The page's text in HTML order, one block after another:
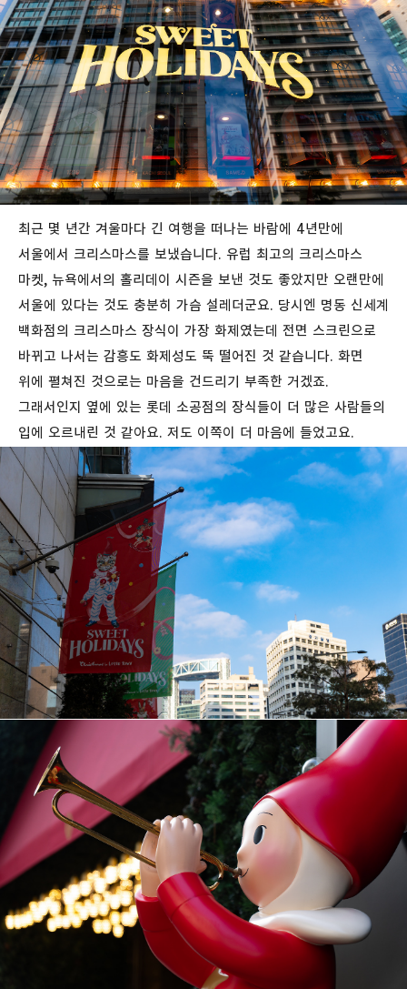
최근 몇 년간 겨울마다 긴 여행을 떠나는 바람에 4년만에
서울에서 크리스마스를 보냈습니다. 유럽 최고의 크리스마스
마켓, 뉴욕에서의 홀리데이 시즌을 보낸 것도 좋았지만 오랜만에
서울에 있다는 것도 충분히 가슴 설레더군요. 당시엔 명동 신세계
백화점의 크리스마스 장식이 가장 화제였는데 전면 스크린으로
바뀌고 나서는 감흥도 화제성도 뚝 떨어진 것 같습니다. 화면
위에 펼쳐진 것으로는 마음을 건드리기 부족한 거겠죠.
그래서인지 옆에 있는 롯데 소공점의 장식들이 더 많은 사람들의
입에 오르내린 것 같아요. 저도 이쪽이 더 마음에 들었고요.